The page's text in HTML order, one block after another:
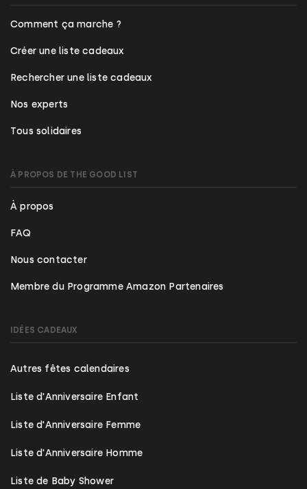
Comment ça marche ?
Créer une liste cadeaux
Rechercher une liste cadeaux
Nos experts
Tous solidaires
À PROPOS DE THE GOOD LIST
À propos
FAQ
Nous contacter
Membre du Programme Amazon Partenaires
IDÉES CADEAUX
Autres fêtes calendaires
Liste d'Anniversaire Enfant
Liste d'Anniversaire Femme
Liste d'Anniversaire Homme
Liste de Baby Shower